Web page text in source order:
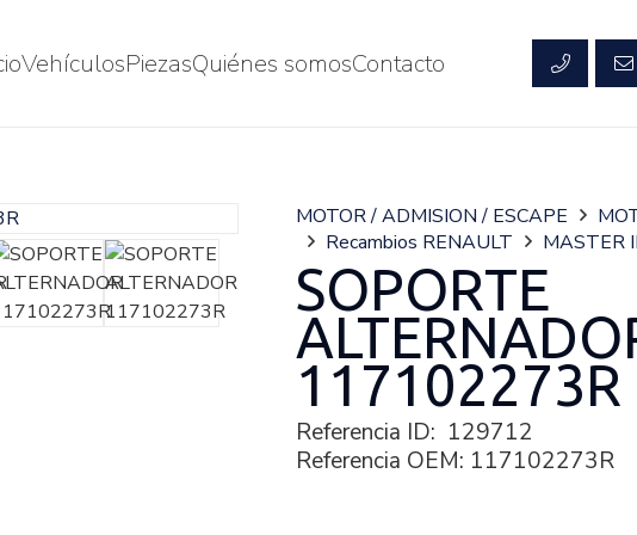
VehículosPiezasQuiénes somosContacto
MOTOR / ADMISION / ESCAPE
Recambios RENAULT
MASTER
SOPORTE
117102273R
Referencia ID: 129712
Referencia OEM: 117102273R